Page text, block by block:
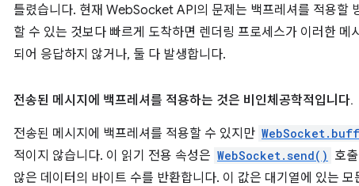
틀렸습니다. 현재 WebSocket API의 문제는 백프레셔를 적용할
할 수 있는 것보다 빠르게 도착하면 렌더링 프로세스가 이러한
되어 응답하지 않거나, 둘 다 발생합니다.
전송된 메시지에 백프레셔를 적용하는 것은 비인체공학적입니다.
전송된 메시지에 백프레셔를 적용할 수 있지만
적이지 않습니다. 이 읽기 전용 속성은 WebSocket.send() 호
않은 데이터의 바이트 수를 반환합니다. 이 값은 대기열에 있는